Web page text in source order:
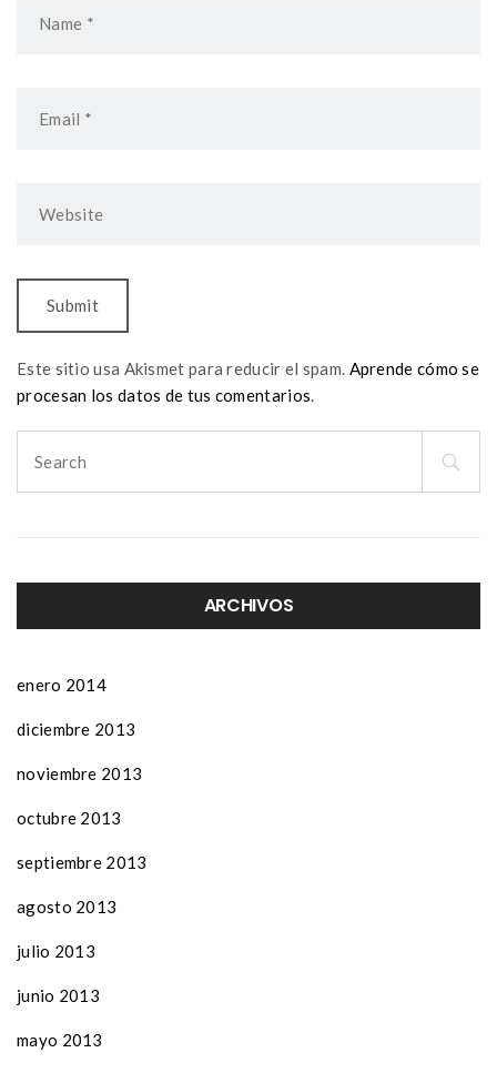
Este sitio usa Akismet para reducir el spam. Aprende cómo se
procesan los datos de tus comentarios
for:
ARCHIVOS
enero 2014
diciembre 2013
noviembre 2013
octubre 2013
septiembre 2013
agosto 2013
julio 2013
junio 2013
mayo 2013